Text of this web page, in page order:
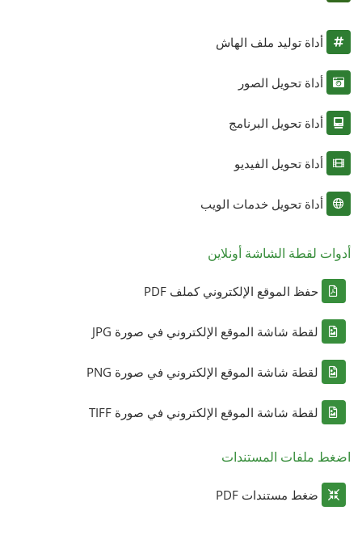
أداة توليد ملف الهاش
أداة تحويل الصور
أداة تحويل البرنامج
أداة تحويل الفيديو
أداة تحويل خدمات الويب
أدوات لقطة الشاشة أونلاين
حفظ الموقع الإلكتروني كملف PDF
لقطة شاشة الموقع الإلكتروني في صورة JPG
لقطة شاشة الموقع الإلكتروني في صورة PNG
لقطة شاشة الموقع الإلكتروني في صورة TIFF
اضغط ملفات المستندات
ضغط مستندات PDF